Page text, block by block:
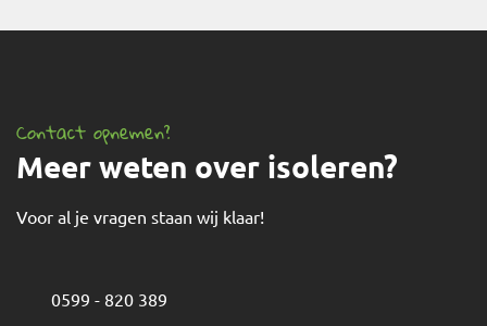
Contact opnemen?
Meer weten over isoleren?
Voor al je vragen staan wij klaar!
0599 - 820 389